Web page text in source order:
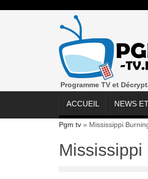
Programme TV et
ACCUEIL NEWS
Pgm tv » Mississippi
Mississippi